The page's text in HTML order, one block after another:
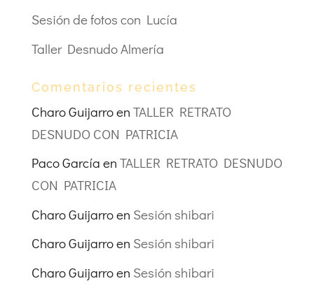
Sesión de fotos con Lucía
Taller Desnudo Almería
Comentarios recientes
Charo Guijarroen TALLER RETRATO
DESNUDO CON PATRICIA
Paco García en TALLER RETRATO DESNUDO
CON PATRICIA
Charo Guijarroen Sesión shibari
Charo Guijarroen Sesión shibari
Charo Guijarroen Sesión shibari